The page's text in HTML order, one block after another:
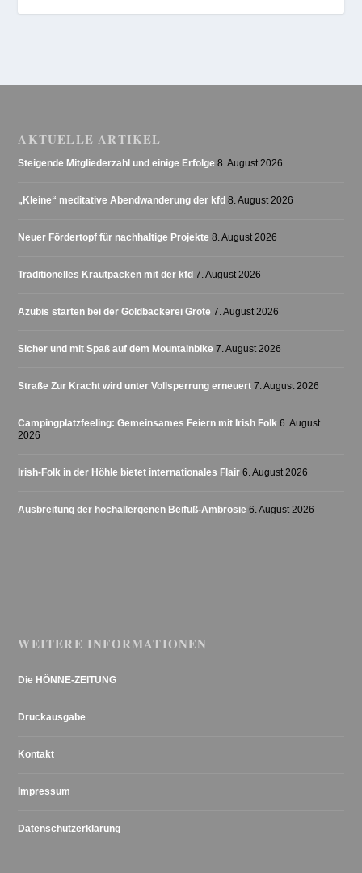
AKTUELLE ARTIKEL
Steigende Mitgliederzahl und einige Erfolge 8. August 2026
„Kleine“ meditative Abendwanderung der kfd 8. August 2026
Neuer Fördertopf für nachhaltige Projekte 8. August 2026
Traditionelles Krautpacken mit der kfd 7. August 2026
Azubis starten bei der Goldbäckerei Grote 7. August 2026
Sicher und mit Spaß auf dem Mountainbike 7. August 2026
Straße Zur Kracht wird unter Vollsperrung erneuert 7. August 2026
Campingplatzfeeling: Gemeinsames Feiern mit Irish Folk 6. August
2026
Irish-Folk in der Höhle bietet internationales Flair 6. August 2026
Ausbreitung der hochallergenen Beifuß-Ambrosie 6. August 2026
WEITERE INFORMATIONEN
Die HÖNNE-ZEITUNG
Druckausgabe
Kontakt
Impressum
Datenschutzerklärung